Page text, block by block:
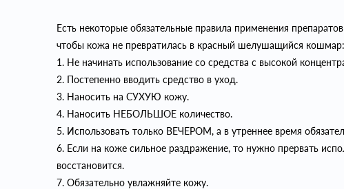
Есть некоторые обязательные правила применения
чтобы кожа не превратилась в красный шелушащийся кошмар:
1. Не начинать использование со средства с высокой
2. Постепенно вводить средство в уход.
3. Наносить на СУХУЮ кожу.
4. Наносить НЕБОЛЬШОЕ количество.
5. Использовать только ВЕЧЕРОМ, а в утреннее время
6. Если на коже сильное раздражение, то нужно прервать
восстановится.
7. Обязательно увлажняйте кожу.